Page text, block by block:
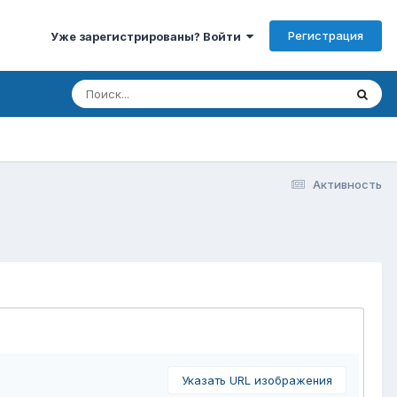
Уже зарегистрированы? Войти Регистрация
Активность
Указать URL изображения